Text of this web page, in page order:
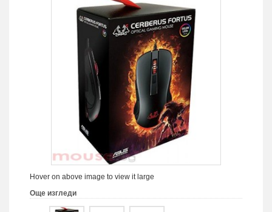
Hover on above image to view it large
Още изгледи